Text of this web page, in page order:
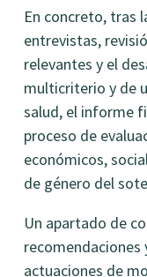
En concreto, tras
entrevistas,
relevantes y el
multicriterio y de
salud, el informe
proceso de
económicos,
de género del
Un apartado de
recomendaciones
actuaciones de